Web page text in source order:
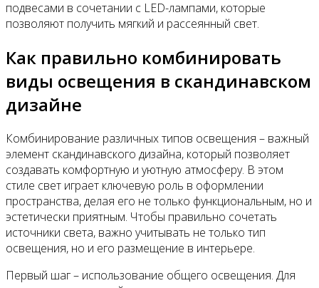
подвесами в сочетании с LED-лампами, которые
позволяют получить мягкий и рассеянный свет.
Как правильно комбинировать
виды освещения в скандинавском
дизайне
Комбинирование различных типов освещения – важный
элемент скандинавского дизайна, который позволяет
создавать комфортную и уютную атмосферу. В этом
стиле свет играет ключевую роль в оформлении
пространства, делая его не только функциональным, но и
эстетически приятным. Чтобы правильно сочетать
источники света, важно учитывать не только тип
освещения, но и его размещение в интерьере.
Первый шаг – использование общего освещения. Для